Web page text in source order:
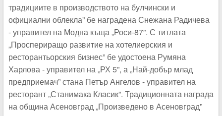
традициите в производството на булчински и
официални облекла” бе наградена Снежана Радичева
- управител на Модна къща „Роси-87”. С титлата
„Проспериращо развитие на хотелиерския и
ресторантьорския бизнес” бе удостоена Румяна
Харлова - управител на „РХ 5”, а „Най-добър млад
предприемач” стана Петър Ангелов - управител на
ресторант „Станимака Класик”. Традиционната награда
на община Асеновград „Произведено в Асеновград”